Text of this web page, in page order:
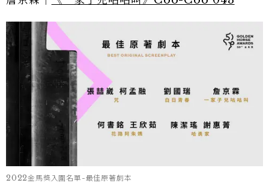
2022金馬獎入圍名單-最佳原著劇本